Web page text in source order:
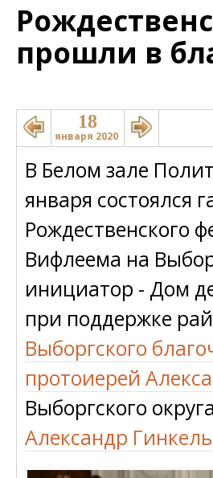
прошли в
18
января 2020
В Белом зале
января состоялся
Рождественского
Вифлеема на
инициатор - Дом
при поддержке
Выборгского
протоиерей
Выборгского
Александр Гинкель